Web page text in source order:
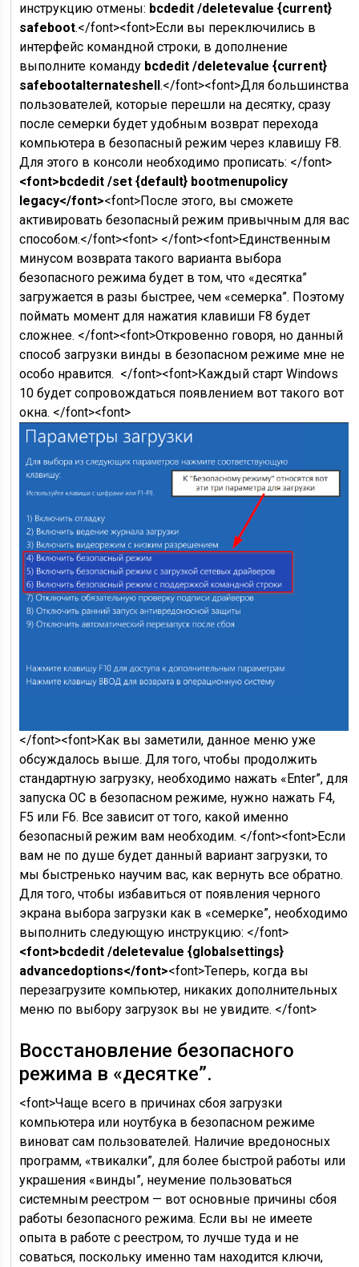
инструкцию отмены: bcdedit /deletevalue {current}
safeboot.</font><font>Если вы переключились в
интерфейс командной строки, в дополнение
выполните команду bcdedit /deletevalue {current}
safebootalternateshell.</font><font>Для большинства
пользователей, которые перешли на десятку, сразу
после семерки будет удобным возврат перехода
компьютера в безопасный режим через клавишу F8.
Для этого в консоли необходимо прописать: </font>
<font>bcdedit /set {default} bootmenupolicy
legacy</font><font>После этого, вы сможете
активировать безопасный режим привычным для вас
способом.</font><font> </font><font>Единственным
минусом возврата такого варианта выбора
безопасного режима будет в том, что «десятка”
загружается в разы быстрее, чем «семерка”. Поэтому
поймать момент для нажатия клавиши F8 будет
сложнее. </font><font>Откровенно говоря, но данный
способ загрузки винды в безопасном режиме мне не
особо нравится. </font><font>Каждый старт Windows
10 будет сопровождаться появлением вот такого вот
окна. </font><font>
</font><font>Как вы заметили, данное меню уже
обсуждалось выше. Для того, чтобы продолжить
стандартную загрузку, необходимо нажать «Enter”, для
запуска ОС в безопасном режиме, нужно нажать F4,
F5 или F6. Все зависит от того, какой именно
безопасный режим вам необходим. </font><font>Если
вам не по душе будет данный вариант загрузки, то
мы быстренько научим вас, как вернуть все обратно.
Для того, чтобы избавиться от появления черного
экрана выбора загрузки как в «семерке”, необходимо
выполнить следующую инструкцию: </font>
<font>bcdedit /deletevalue {globalsettings}
advancedoptions</font><font>Теперь, когда вы
перезагрузите компьютер, никаких дополнительных
меню по выбору загрузок вы не увидите. </font>
Восстановление безопасного
режима в «десятке”.
<font>Чаще всего в причинах сбоя загрузки
компьютера или ноутбука в безопасном режиме
виноват сам пользователей. Наличие вредоносных
программ, «твикалки”, для более быстрой работы или
украшения «винды”, неумение пользоваться
системным реестром — вот основные причины сбоя
работы безопасного режима. Если вы не имеете
опыта в работе с реестром, то лучше туда и не
соваться, поскольку именно там находится ключи,